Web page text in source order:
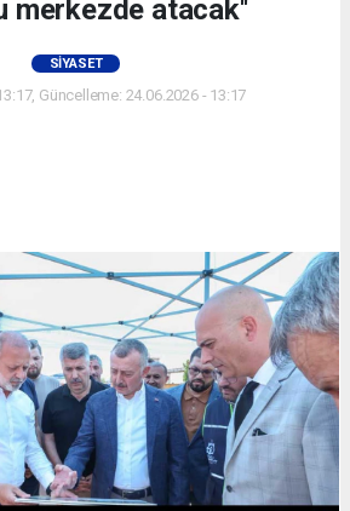
merkezde atacak''
SIYASET
Güncelleme: 24.06.2026 - 13:17